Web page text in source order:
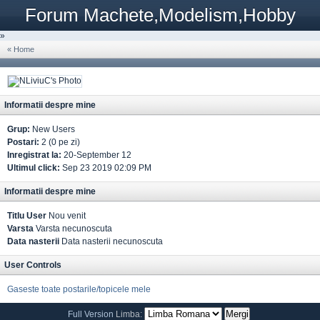
Forum Machete,Modelism,Hobby
»
« Home
Informatii despre mine
Grup: New Users
Postari: 2 (0 pe zi)
Inregistrat la: 20-September 12
Ultimul click: Sep 23 2019 02:09 PM
Informatii despre mine
Titlu User Nou venit
Varsta Varsta necunoscuta
Data nasterii Data nasterii necunoscuta
User Controls
Gaseste toate postarile/topicele mele
Full Version Limba: